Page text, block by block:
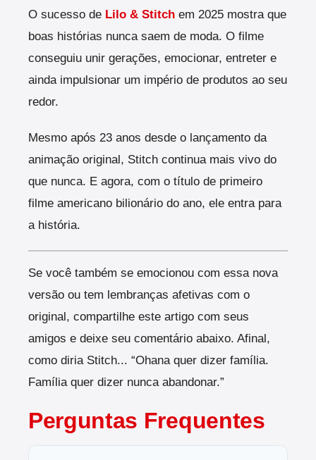
O sucesso de Lilo & Stitch em 2025 mostra que
boas histórias nunca saem de moda. O filme
conseguiu unir gerações, emocionar, entreter e
ainda impulsionar um império de produtos ao seu
redor.
Mesmo após 23 anos desde o lançamento da
animação original, Stitch continua mais vivo do
que nunca. E agora, com o título de primeiro
filme americano bilionário do ano, ele entra para
a história.
Se você também se emocionou com essa nova
versão ou tem lembranças afetivas com o
original, compartilhe este artigo com seus
amigos e deixe seu comentário abaixo. Afinal,
como diria Stitch... “Ohana quer dizer família.
Família quer dizer nunca abandonar.”
Perguntas Frequentes